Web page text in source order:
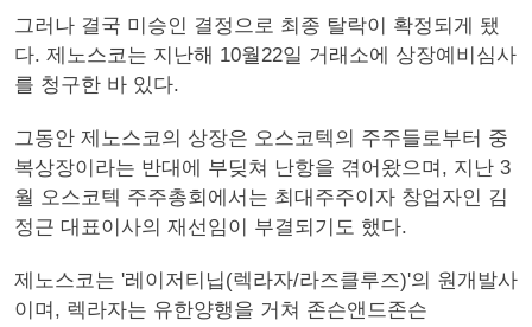
그러나 결국 미승인 결정으로 최종 탈락이 확정되게 됐
다. 제노스코는 지난해 10월22일 거래소에 상장예비심사
를 청구한 바 있다.
그동안 제노스코의 상장은 오스코텍의 주주들로부터 중
복상장이라는 반대에 부딪쳐 난항을 겪어왔으며, 지난 3
월 오스코텍 주주총회에서는 최대주주이자 창업자인 김
정근 대표이사의 재선임이 부결되기도 했다.
제노스코는 '레이저티닙(렉라자/라즈클루즈)'의 원개발사
이며, 렉라자는 유한양행을 거쳐 존슨앤드존슨